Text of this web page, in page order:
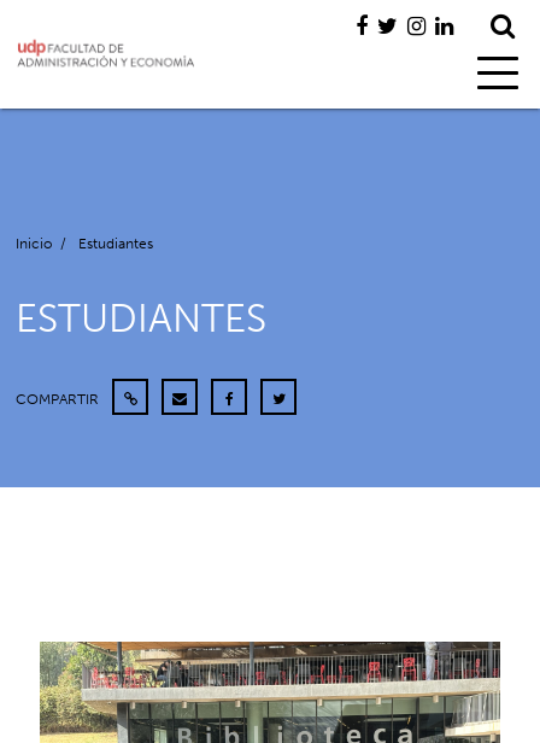
Inicio / Estudiantes
ESTUDIANTES
COMPARTIR